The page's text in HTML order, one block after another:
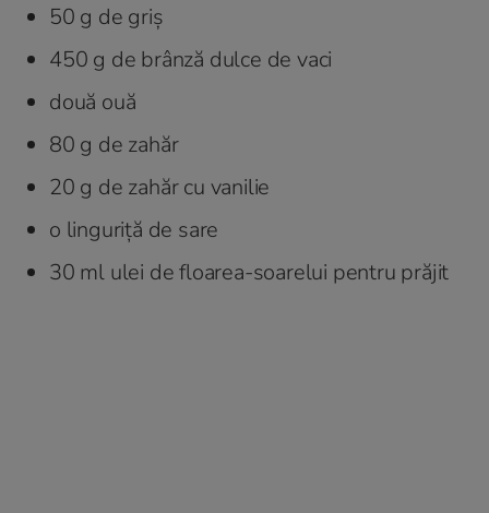
50 g de griș
450 g de brânză dulce de vaci
două ouă
80 g de zahăr
20 g de zahăr cu vanilie
o linguriță de sare
30 ml ulei de floarea-soarelui pentru prăjit